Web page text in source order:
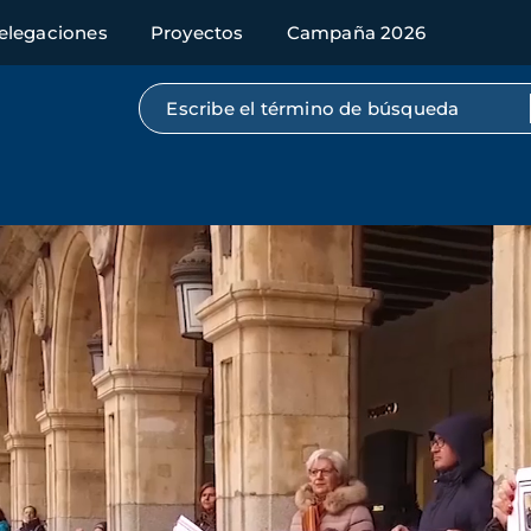
Proyectos Campaña 2026
Búsqueda por texto completo